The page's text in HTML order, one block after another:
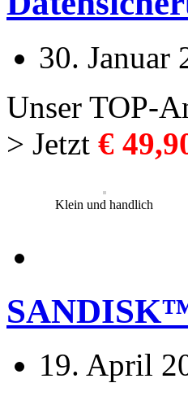
30. Januar
Unser TOP-
> Jetzt €
Klein und handlich
19. April